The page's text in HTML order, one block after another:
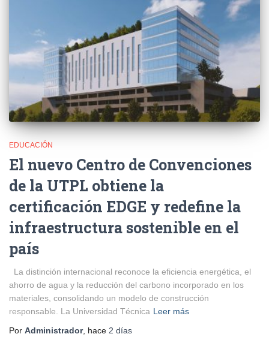
EDUCACIÓN
El nuevo Centro de Convenciones
de la UTPL obtiene la
certificación EDGE y redefine la
infraestructura sostenible en el
país
La distinción internacional reconoce la eficiencia energética, el
ahorro de agua y la reducción del carbono incorporado en los
materiales, consolidando un modelo de construcción
responsable. La Universidad Técnica Leer más
Por Administrador, hace 2 días